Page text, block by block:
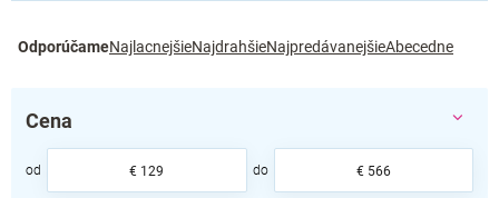
a
n
e
OdporúčameNajlacnejšieNajdrahšieNajpredávanejšieAbecedne
Cena
€ 129 € 566